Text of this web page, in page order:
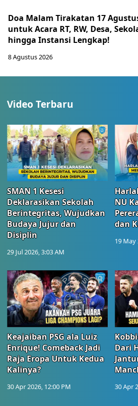
Doa Malam Tirakatan 17
untuk Acara RT, RW, Desa,
hingga Instansi Lengkap!
8 Agustus 2026
Video Terbaru
SMAN 1 Kesesi
Deklarasikan Sekolah
Berintegritas, Wujudkan
Budaya Jujur dan
Disiplin
29 Jul 2026, 3:03 AM
NU
dan
19 May
Keajaiban PSG ala Luiz
Enrique! Comeback Jadi
Raja Eropa Untuk Kedua
Kalinya?
30 Apr 2026, 12:00 PM
Dari
30 Apr